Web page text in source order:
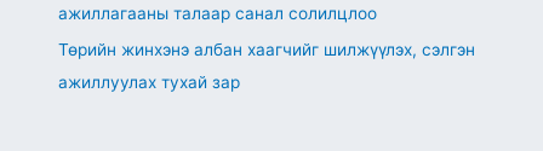
ажиллагааны талаар санал солилцлоо
Төрийн жинхэнэ албан хаагчийг шилжүүлэх, сэлгэн
ажиллуулах тухай зар